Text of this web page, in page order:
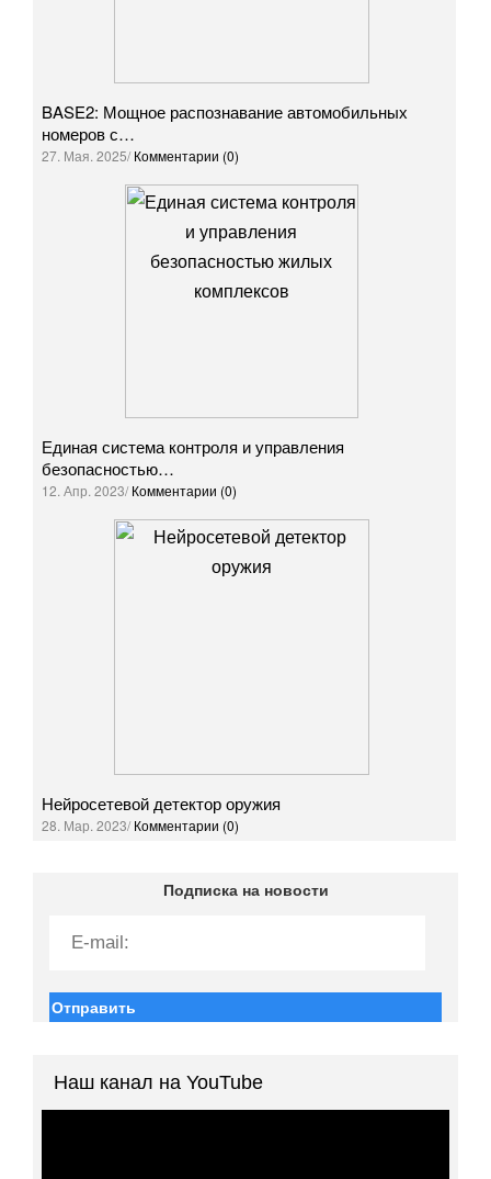
BASE2: Мощное распознавание автомобильных
номеров с…
27. Мая. 2025/Комментарии (0)
Единая система контроля и управления
безопасностью…
12. Апр. 2023/Комментарии (0)
Нейросетевой детектор оружия
28. Мар. 2023/Комментарии (0)
Подписка на новости
Наш канал на YouTube